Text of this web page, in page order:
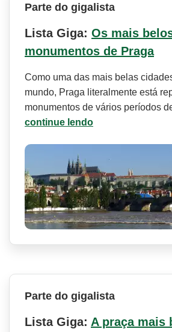
Parte do gigalista
Lista Giga: Os mais
monumentos de Praga
Como uma das mais belas
mundo, Praga literalmente está
monumentos de vários períodos
continue lendo
Parte do gigalista
Lista Giga: A praça mais